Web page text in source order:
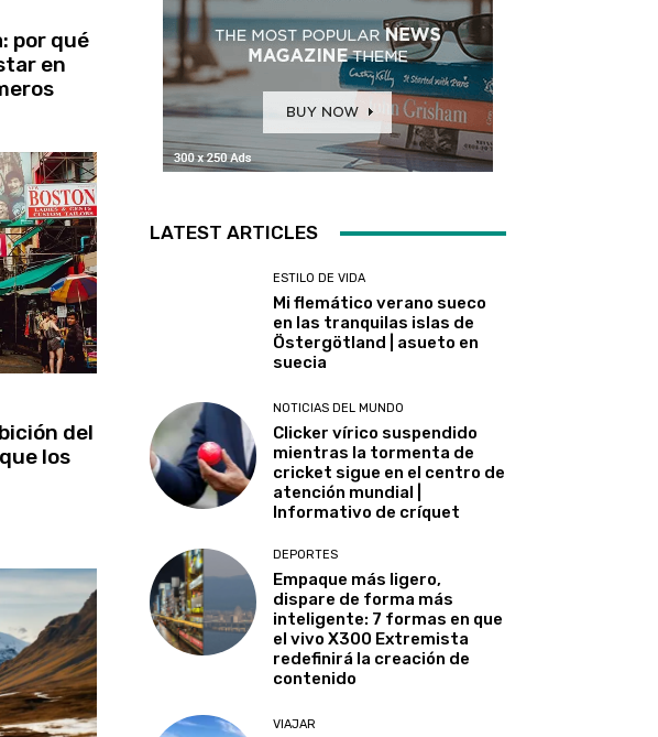
por qué
en
del
los
LATEST ARTICLES
ESTILO DE VIDA
Mi flemático verano sueco
en las tranquilas islas de
Östergötland | asueto en
suecia
NOTICIAS DEL MUNDO
Clicker vírico suspendido
mientras la tormenta de
cricket sigue en el centro de
atención mundial |
Informativo de críquet
DEPORTES
Empaque más ligero,
dispare de forma más
inteligente: 7 formas en que
el vivo X300 Extremista
redefinirá la creación de
contenido
VIAJAR